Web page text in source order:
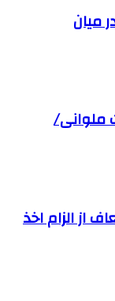
میان
ملوانی/
الزام اخذ